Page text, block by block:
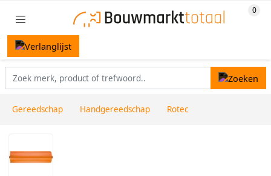
Gereedschap Handgereedschap Rotec